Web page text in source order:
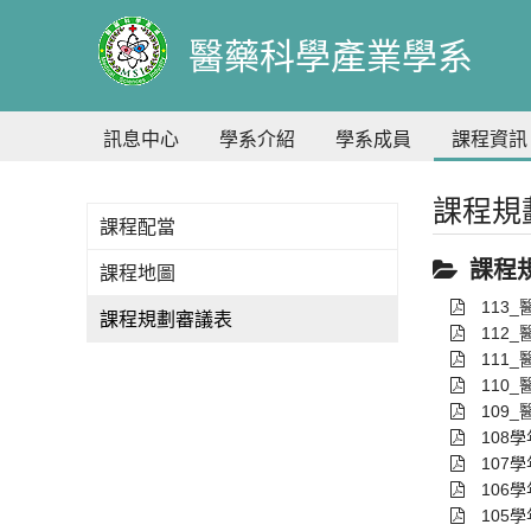
主
要
容
醫藥科學產業學系
訊息中心 學系介紹 學系成員 課程資訊
課程規
課程
113_
112_
111_
110_
109_
108學
107學
106學
105學
課程配當
課程地圖
課程規劃審議表